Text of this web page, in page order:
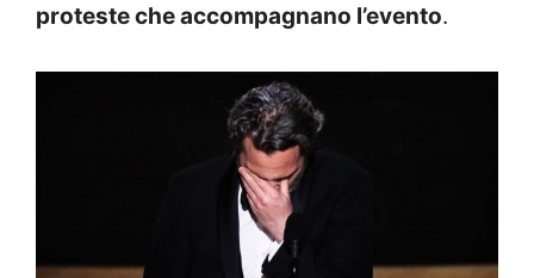
proteste che accompagnano l’evento.